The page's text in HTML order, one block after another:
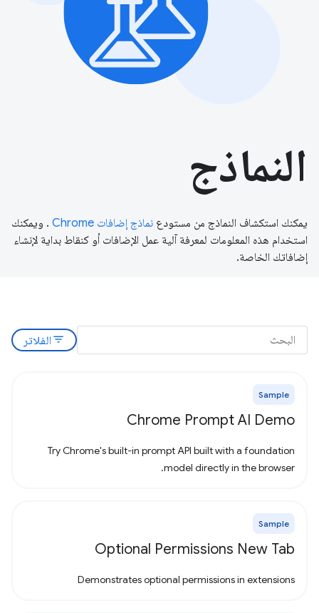
النماذج
يمكنك استكشاف النماذج من مستودع نماذج إضافات Chrome
. ويمكنك
استخدام هذه المعلومات لمعرفة آلية عمل الإضافات أو كنقاط بداية لإنشاء
إضافاتك الخاصة.
filter_listالفلاتر
Sample
Chrome Prompt AI Demo
Try Chrome's built-in prompt API built with a foundation
model directly in the browser.
Sample
Optional Permissions New Tab
Demonstrates optional permissions in extensions